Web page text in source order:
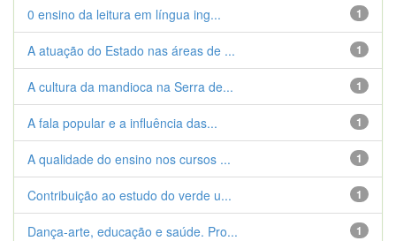
1
0 ensino da leitura em língua ing...
1
A atuação do Estado nas áreas de ...
1
A cultura da mandioca na Serra de...
1
A fala popular e a influência das...
1
A qualidade do ensino nos cursos ...
1
Contribuição ao estudo do verde u...
1
Dança-arte, educação e saúde. Pro...